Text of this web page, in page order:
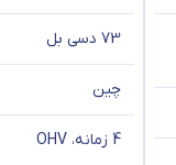
73 دسی بل
چین
4 زمانه، OHV